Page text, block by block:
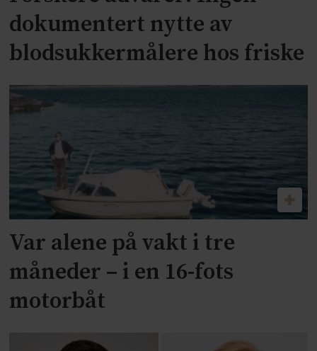
dokumentert nytte av
blodsukkermålere hos friske
Var alene på vakt i tre
måneder – i en 16-fots
motorbåt